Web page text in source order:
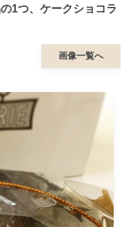
1つ、ケークショコラ
画像一覧へ